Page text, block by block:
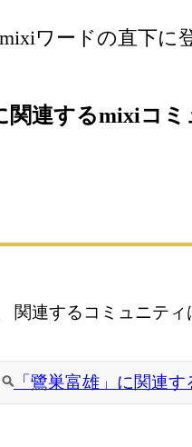
ワードの直下に
関連するmixiコ
関連するコミュニテ
「鷺巣富雄」に関連